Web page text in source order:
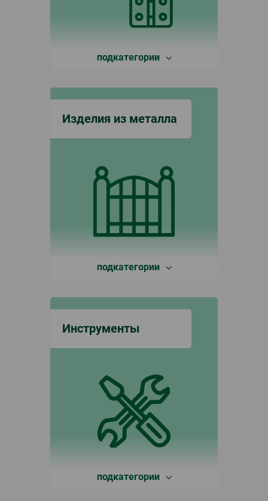
подкатегории
Изделия из металла
подкатегории
Инструменты
подкатегории